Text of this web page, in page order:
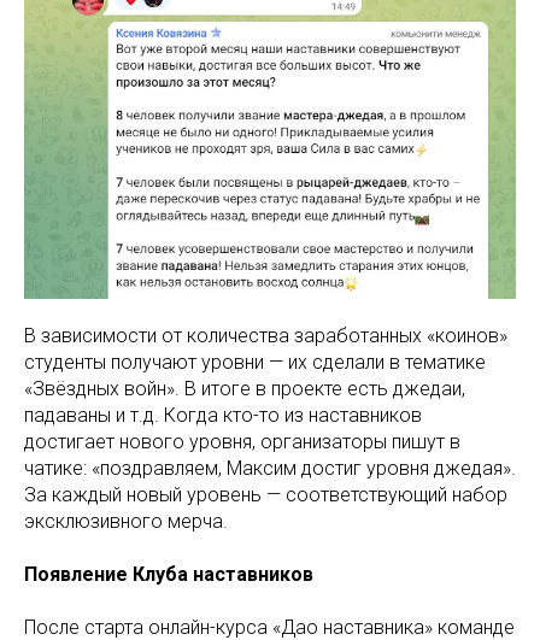
В зависимости от количества заработанных «коинов»
студенты получают уровни — их сделали в тематике
«Звёздных войн». В итоге в проекте есть джедаи,
падаваны и т.д. Когда кто-то из наставников
достигает нового уровня, организаторы пишут в
чатике: «поздравляем, Максим достиг уровня джедая».
За каждый новый уровень — соответствующий набор
эксклюзивного мерча.
Появление Клуба наставников
После старта онлайн-курса «Дао наставника» команде